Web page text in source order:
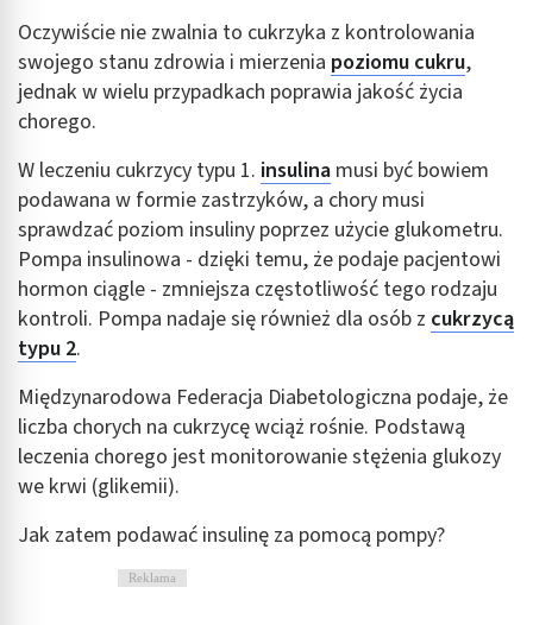
Oczywiście nie zwalnia to cukrzyka z kontrolowania
swojego stanu zdrowia i mierzenia poziomu cukru,
jednak w wielu przypadkach poprawia jakość życia
chorego.
W leczeniu cukrzycy typu 1. insulina musi być bowiem
podawana w formie zastrzyków, a chory musi
sprawdzać poziom insuliny poprzez użycie glukometru.
Pompa insulinowa - dzięki temu, że podaje pacjentowi
hormon ciągle - zmniejsza częstotliwość tego rodzaju
kontroli. Pompa nadaje się również dla osób z cukrzycą
typu 2.
Międzynarodowa Federacja Diabetologiczna podaje, że
liczba chorych na cukrzycę wciąż rośnie. Podstawą
leczenia chorego jest monitorowanie stężenia glukozy
we krwi (glikemii).
Jak zatem podawać insulinę za pomocą pompy?
Reklama